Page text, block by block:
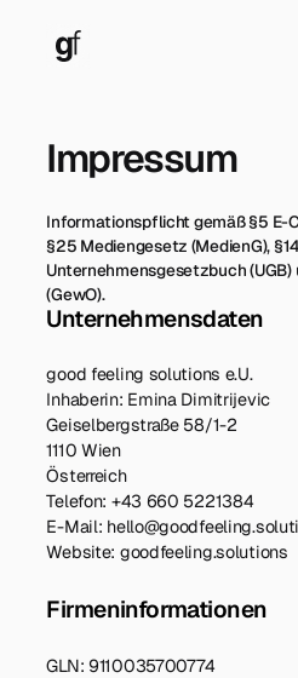
Impressum
Informationspflicht gemäß §5 E-
§25 Mediengesetz (MedienG), §14
Unternehmensgesetzbuch
(GewO).
Firmeninformationen
Unternehmensdaten
good feeling solutions e.U.
Inhaberin: Emina Dimitrijevic
Geiselbergstraße 58/1-2
1110 Wien
Österreich
Telefon: +43 660 5221384
E-Mail:
Website: goodfeeling.solutions
GLN: 9110035700774